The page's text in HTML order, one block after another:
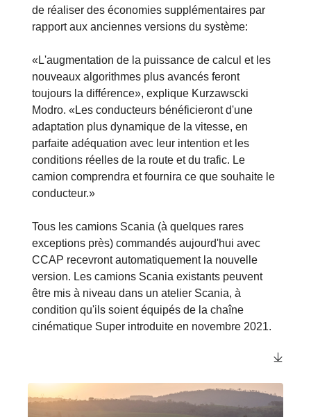
de réaliser des économies supplémentaires par
rapport aux anciennes versions du système:
«L'augmentation de la puissance de calcul et les
nouveaux algorithmes plus avancés feront
toujours la différence», explique Kurzawscki
Modro. «Les conducteurs bénéficieront d'une
adaptation plus dynamique de la vitesse, en
parfaite adéquation avec leur intention et les
conditions réelles de la route et du trafic. Le
camion comprendra et fournira ce que souhaite le
conducteur.»
Tous les camions Scania (à quelques rares
exceptions près) commandés aujourd'hui avec
CCAP recevront automatiquement la nouvelle
version. Les camions Scania existants peuvent
être mis à niveau dans un atelier Scania, à
condition qu'ils soient équipés de la chaîne
cinématique Super introduite en novembre 2021.